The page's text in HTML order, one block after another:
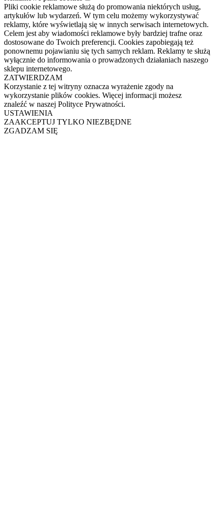
Pliki cookie reklamowe służą do promowania niektórych usług,
artykułów lub wydarzeń. W tym celu możemy wykorzystywać
reklamy, które wyświetlają się w innych serwisach internetowych.
Celem jest aby wiadomości reklamowe były bardziej trafne oraz
dostosowane do Twoich preferencji. Cookies zapobiegają też
ponownemu pojawianiu się tych samych reklam. Reklamy te służą
wyłącznie do informowania o prowadzonych działaniach naszego
sklepu internetowego.
ZATWIERDZAM
Korzystanie z tej witryny oznacza wyrażenie zgody na
wykorzystanie plików cookies. Więcej informacji możesz
znaleźć w naszej Polityce Prywatności.
USTAWIENIA
ZAAKCEPTUJ TYLKO NIEZBĘDNE
ZGADZAM SIĘ